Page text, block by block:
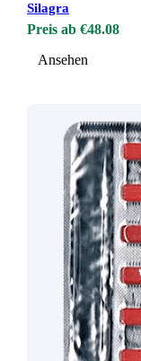
Silagra
Preis ab €48.08
Ansehen